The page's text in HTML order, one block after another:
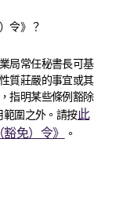
令》？
局常任秘書長可基
質莊嚴的事宜或其
指明某些條例豁除
圍之外。請按此
免）令》
。